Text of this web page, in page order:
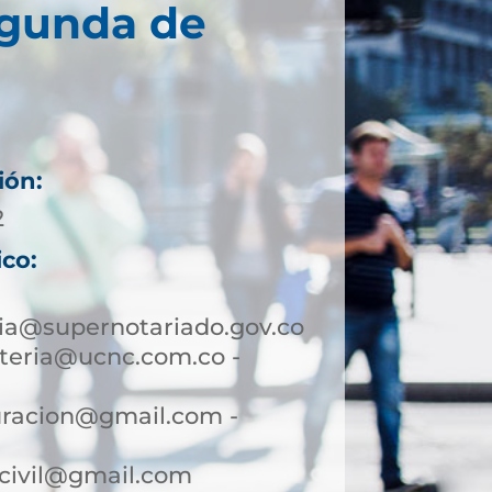
de
-
-